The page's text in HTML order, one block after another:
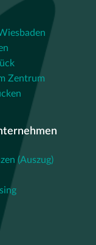
Zentrum
(Auszug)